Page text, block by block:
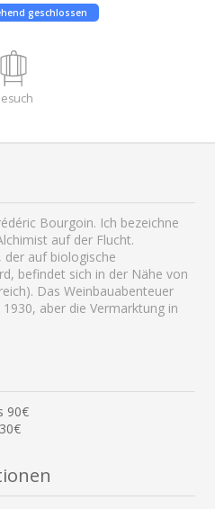
geschlossen
Bourgoin. Ich bezeichne
auf der Flucht.
der auf biologische
befindet sich in der Nähe von
Das Weinbauabenteuer
aber die Vermarktung in
90€